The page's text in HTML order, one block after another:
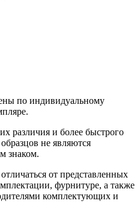
по индивидуальному
различия и более быстрого
не являются
знаком.
от представленных
фурнитуре, а также
комплектующих и